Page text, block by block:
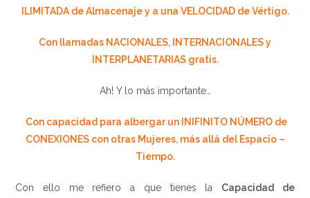
ILIMITADA de Almacenaje y a una VELOCIDAD de Vértigo.
Con llamadas NACIONALES, INTERNACIONALES y
INTERPLANETARIAS gratis.
Ah! Y lo más importante…
Con capacidad para albergar un INIFINITO NÚMERO de
CONEXIONES con otras Mujeres, más allá del Espacio –
Tiempo.
Con ello me refiero a que tienes la Capacidad de